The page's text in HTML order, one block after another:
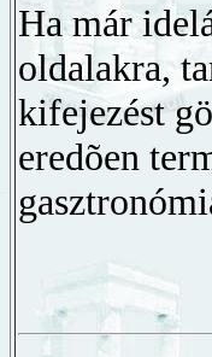
Ha már
oldalakra,
kifejezést
eredõen